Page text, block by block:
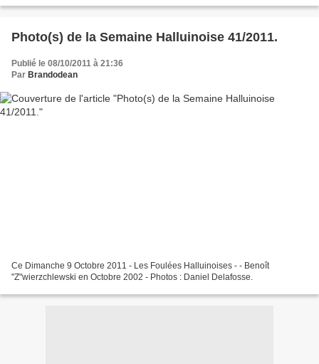
Photo(s) de la Semaine Halluinoise 41/2011.
Publié le 08/10/2011 à 21:36
Par Brandodean
Ce Dimanche 9 Octobre 2011 - Les Foulées Halluinoises - - Benoît
"Z"wierzchlewski en Octobre 2002 - Photos : Daniel Delafosse.